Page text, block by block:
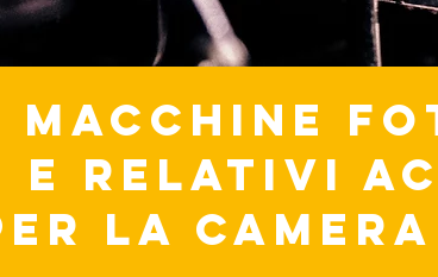
MACCHINE
E RELATIVI
la